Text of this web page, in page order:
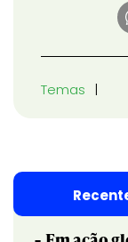
Temas